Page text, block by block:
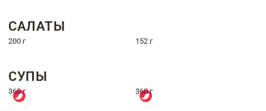
САЛАТЫ
200 г 152 г
СУПЫ
360 г 360 г